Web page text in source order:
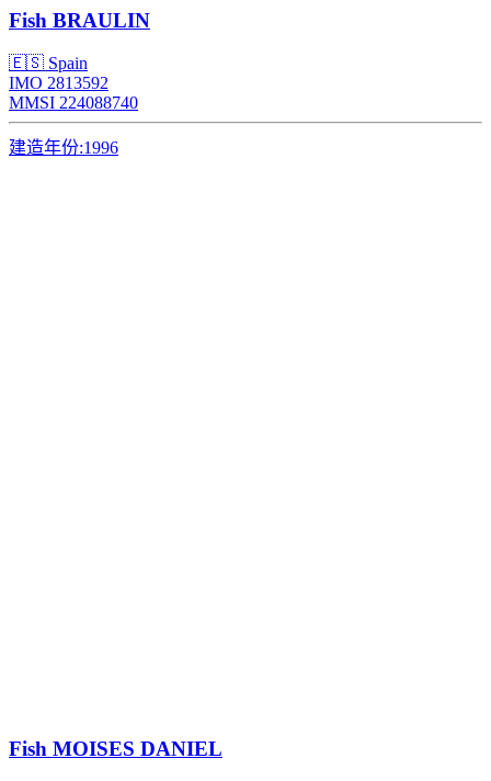
Fish BRAULIN
🇪🇸 Spain
IMO 2813592
MMSI 224088740
建造年份:1996
Fish MOISES DANIEL